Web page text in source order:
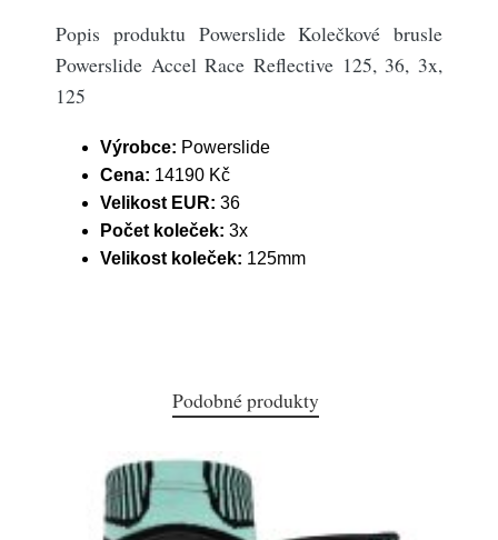
Popis produktu Powerslide Kolečkové brusle
Powerslide Accel Race Reflective 125, 36, 3x,
125
Výrobce: Powerslide
Cena: 14190 Kč
Velikost EUR: 36
Počet koleček: 3x
Velikost koleček: 125mm
Podobné produkty